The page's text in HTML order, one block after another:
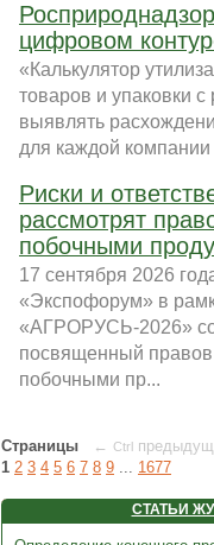
цифровом
«Калькулятор
товаров и упаковки
выявлять
для каждой
Риски и
рассмотрят
побочными
17 сентября 2026
«Экспофорум» в
«АГРОРУСЬ-2026»
посвященный
побочными пр...
Страницы ← Ctrl
1 2 3 4 5 6 7 8 9 ... 1677
СТАТЬИ